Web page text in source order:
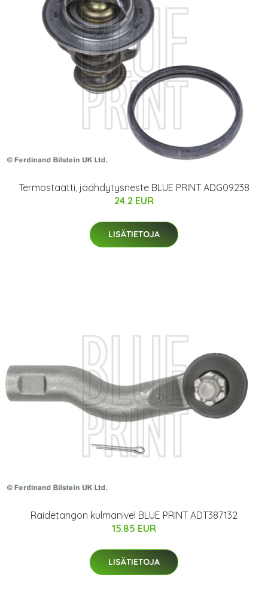
Termostaatti, jäähdytysneste BLUE PRINT ADG09238
24.2 EUR
LISÄTIETOJA
Raidetangon kulmanivel BLUE PRINT ADT387132
15.85 EUR
LISÄTIETOJA